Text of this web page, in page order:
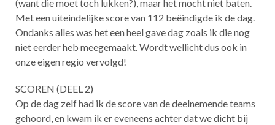
(want die moet toch lukken?), maar het mocht niet baten.
Met een uiteindelijke score van 112 beëindigde ik de dag.
Ondanks alles was het een heel gave dag zoals ik die nog
niet eerder heb meegemaakt. Wordt wellicht dus ook in
onze eigen regio vervolgd!
SCOREN (DEEL 2)
Op de dag zelf had ik de score van de deelnemende teams
gehoord, en kwam ik er eveneens achter dat we dicht bij